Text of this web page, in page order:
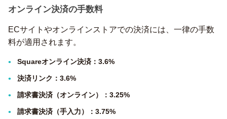
オンライン決済の手数料
ECサイトやオンラインストアでの決済には、一律の手数
料が適用されます。
Squareオンライン決済：3.6%
決済リンク：3.6%
請求書決済（オンライン）：3.25%
請求書決済（手入力）：3.75%